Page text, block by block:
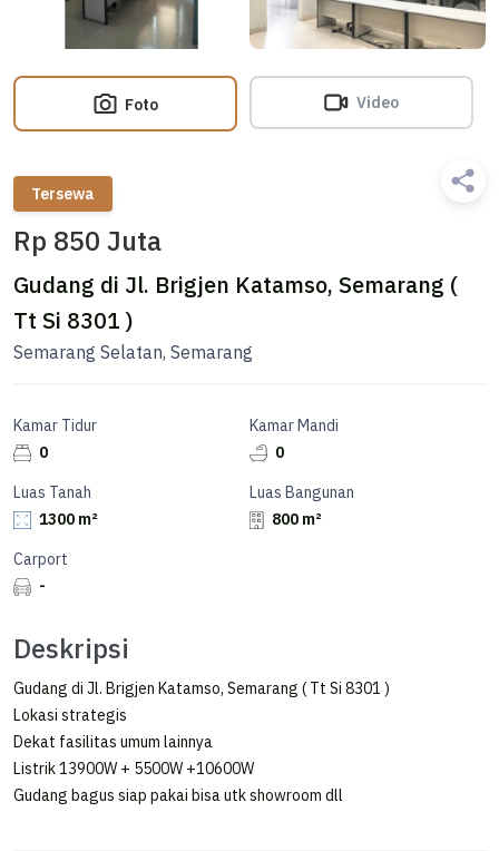
Foto Video
Tersewa
Rp 850 Juta
Gudang di Jl. Brigjen Katamso, Semarang (
Tt Si 8301 )
Semarang Selatan, Semarang
Kamar Tidur
0
Kamar Mandi
0
Luas Tanah
1300 m²
Luas Bangunan
800 m²
Carport
-
Deskripsi
Gudang di Jl. Brigjen Katamso, Semarang ( Tt Si 8301 )
Lokasi strategis
Dekat fasilitas umum lainnya
Listrik 13900W + 5500W +10600W
Gudang bagus siap pakai bisa utk showroom dll